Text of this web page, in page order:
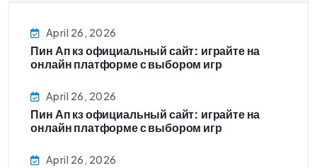
April 26, 2026
Пин Ап кз официальный сайт: играйте на
онлайн платформе с выбором игр
April 26, 2026
Пин Ап кз официальный сайт: играйте на
онлайн платформе с выбором игр
April 26, 2026